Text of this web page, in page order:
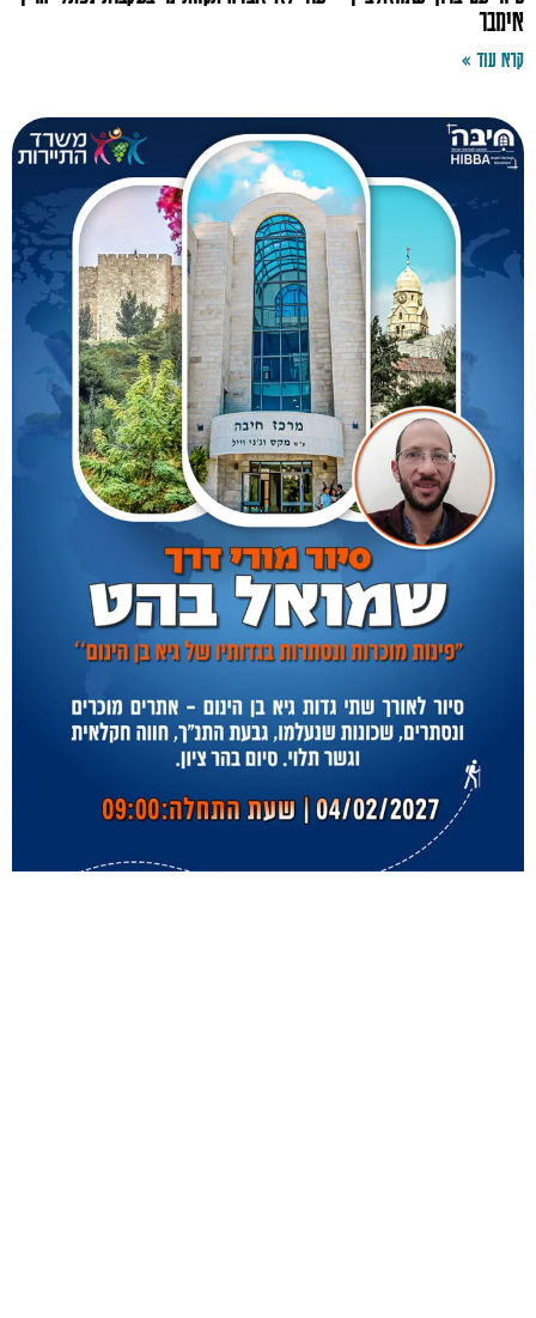
אימבר
קרא עוד »